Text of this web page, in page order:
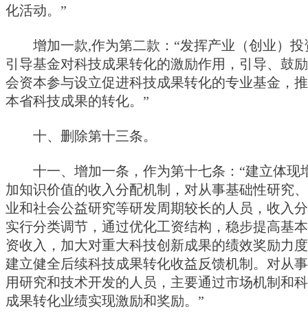
化活动。”
增加一款,作为第二款：“发挥产业（创业）投
引导基金对科技成果转化的激励作用，引导、鼓
会资本参与设立促进科技成果转化的专业基金，
本省科技成果的转化。”
十、删除第十三条。
十一、增加一条，作为第十七条：“建立体现
加知识价值的收入分配机制，对从事基础性研究
业和社会公益研究等研发周期较长的人员，收入
实行分类调节，通过优化工资结构，稳步提高基
资收入，加大对重大科技创新成果的绩效奖励力
建立健全后续科技成果转化收益反馈机制。对从
用研究和技术开发的人员，主要通过市场机制和
成果转化业绩实现激励和奖励。”